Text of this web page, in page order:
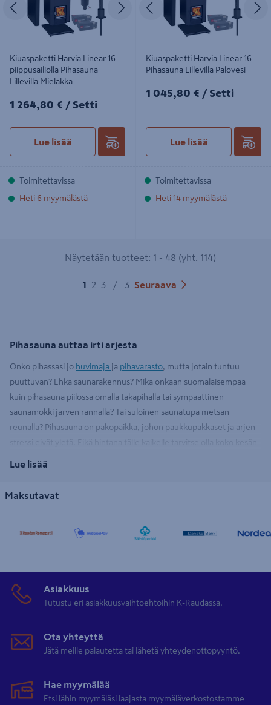
Kiuaspaketti Harvia Linear 16
piippusäiliöllä Pihasauna
Lillevilla Mielakka
1264,80€/Setti
1 264,80 € / Setti
Lue lisää
Toimitettavissa
Heti 6 myymälästä
Kiuaspaketti Harvia Linear 16
Pihasauna Lillevilla Palovesi
1045,80€/Setti
1 045,80 € / Setti
Lue lisää
Toimitettavissa
Heti 14 myymälästä
Näytetään tuotteet: 1 - 48 (yht. 114)
1 2 3 / 3 Seuraava
Pihasauna auttaa irti arjesta
Onko pihassasi jo huvimaja ja pihavarasto, mutta jotain tuntuu
puuttuvan? Ehkä saunarakennus? Mikä onkaan suomalaisempaa
kuin pihasauna piilossa omalla takapihalla tai sympaattinen
saunamökki järven rannalla? Tai suloinen saunatupa metsän
reunalla? Pihasauna on pakopaikka, johon paukkupakkaset ja arjen
kiireistä ja lataa energiaa uutta päivää varten. Olipa valintasi
trendikäs pihasauna, pieni saunamökki tai perinteikäs kevythirrestä
pihaan, puutarhaan ja mökille parhailta merkeiltä, kutenLuomanja
Tammiston Puu. Valikoimastamme löytyy niin halpa pihasauna
edullisten löylyjen ystävälle kuin kaikki herkut sisältävä
Pihasauna tai saunamökki kruunaa tunnelman
elementtisauna vai pikkuinen saunatupa? Olipa valintasi millainen
Lue lisää
Maksutavat
Asiakkuus
Tutustu eri asiakkuusvaihtoehtoihin K-Raudassa.
Ota yhteyttä
Jätä meille palautetta tai lähetä yhteydenottopyyntö.
Hae myymälää
Etsi lähin myymäläsi laajasta myymäläverkostostamme